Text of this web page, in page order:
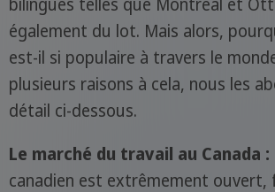
également du lot. Mais alors,
est-il si populaire à travers le
plusieurs raisons à cela, nous les
détail ci-dessous.
Le marché du travail au Canada :
canadien est extrêmement ouvert,